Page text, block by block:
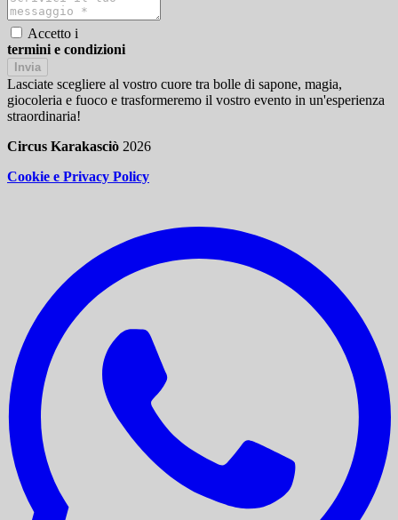
Accetto i
termini e condizioni
Invia
Lasciate scegliere al vostro cuore tra bolle di sapone, magia,
giocoleria e fuoco e trasformeremo il vostro evento in un'esperienza
straordinaria!
Circus Karakasciò 2026
Cookie e Privacy Policy